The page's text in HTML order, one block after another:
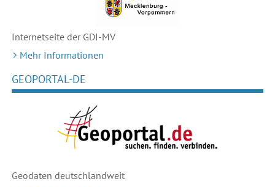
Internetseite der GDI-MV
Mehr Informationen
GEOPORTAL-DE
Geodaten deutschlandweit